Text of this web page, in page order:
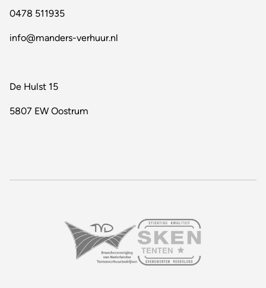
0478 511935
info@manders-verhuur.nl
De Hulst 15
5807 EW Oostrum